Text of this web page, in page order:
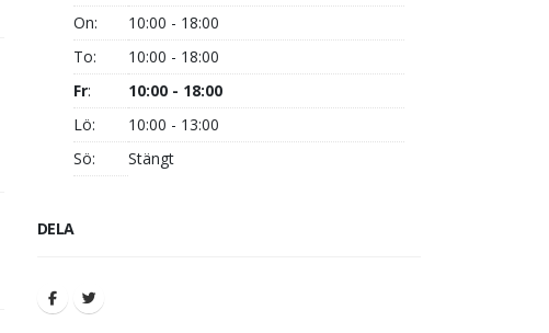
On:
10:00 - 18:00
To:
10:00 - 18:00
Fr:
10:00 - 18:00
Lö:
10:00 - 13:00
Sö:
Stängt
DELA